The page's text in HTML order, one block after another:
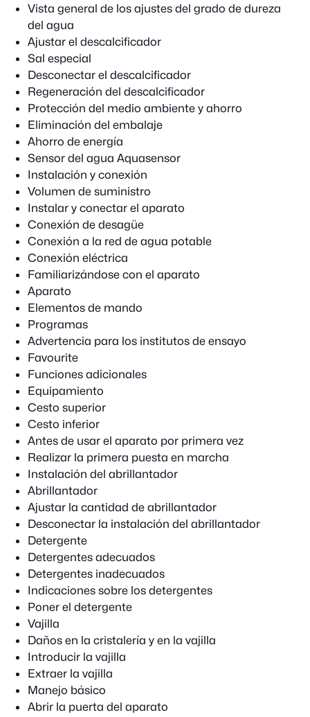
Vista general de los ajustes del grado de dureza
del agua
Ajustar el descalcificador
Sal especial
Desconectar el descalcificador
Regeneración del descalcificador
Protección del medio ambiente y ahorro
Eliminación del embalaje
Ahorro de energía
Sensor del agua Aquasensor
Instalación y conexión
Volumen de suministro
Instalar y conectar el aparato
Conexión de desagüe
Conexión a la red de agua potable
Conexión eléctrica
Familiarizándose con el aparato
Aparato
Elementos de mando
Programas
Advertencia para los institutos de ensayo
Favourite
Funciones adicionales
Equipamiento
Cesto superior
Cesto inferior
Antes de usar el aparato por primera vez
Realizar la primera puesta en marcha
Instalación del abrillantador
Abrillantador
Ajustar la cantidad de abrillantador
Desconectar la instalación del abrillantador
Detergente
Detergentes adecuados
Detergentes inadecuados
Indicaciones sobre los detergentes
Poner el detergente
Vajilla
Daños en la cristalería y en la vajilla
Introducir la vajilla
Extraer la vajilla
Manejo básico
Abrir la puerta del aparato